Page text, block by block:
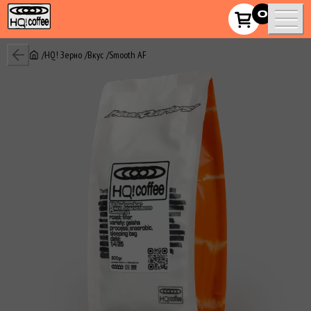
HQ!_coffee
0
HQ! Зерно Вкус Smooth AF